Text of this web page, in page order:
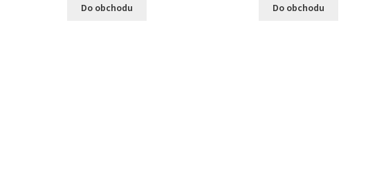
Do obchodu Do obchodu